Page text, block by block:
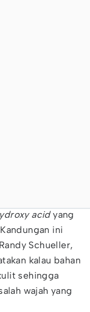
acidyang
ini
Schueller,
kalau bahan
sehingga
wajah yang